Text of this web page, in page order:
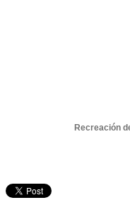
Recreación